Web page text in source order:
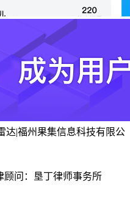
达|福州果集信息科技有限公
顾问：垦丁律师事务所